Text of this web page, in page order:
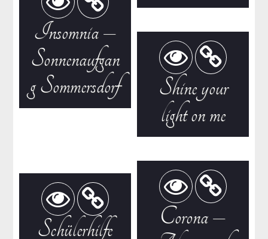
Insomnia –
Sonnenaufgan
g Sommersdorf
Shine your
light on me
Corona –
Schülerhilfe